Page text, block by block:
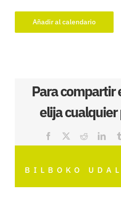
Añadir al calendario
Para compartir
elija
Facebook Reddit
BILBOKO